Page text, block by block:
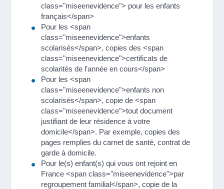
class="miseenevidence"> pour les enfants
français</span>
Pour les <span
class="miseenevidence">enfants
scolarisés</span>, copies des <span
class="miseenevidence">certificats de
scolarités de l'année en cours</span>
Pour les <span
class="miseenevidence">enfants non
scolarisés</span>, copie de <span
class="miseenevidence">tout document
justifiant de leur résidence à votre
domicile</span>. Par exemple, copies des
pages remplies du carnet de santé, contrat de
garde à domicile.
Pour le(s) enfant(s) qui vous ont rejoint en
France <span class="miseenevidence">par
regroupement familial</span>, copie de la